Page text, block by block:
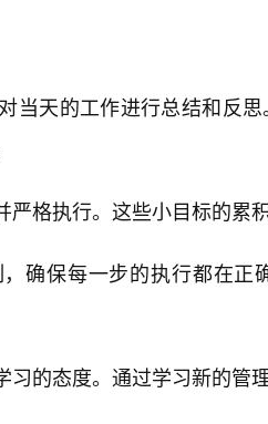
当天的工作进行总结和反
格执行。这些小目标的累
确保每一步的执行都在正
的态度。通过学习新的管